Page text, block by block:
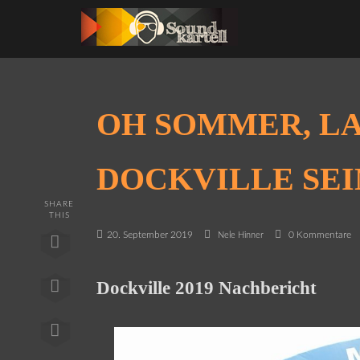
OH SOMMER,
DOCKVILLE
20. September 2019 Nele Hinner 0 Kommentare
SHARE
THIS
Dockville 2019 Nachbericht